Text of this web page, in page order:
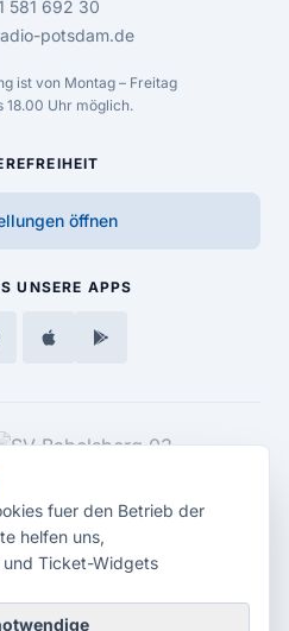
581 692 30
potsdam.de
ist von Montag – Freitag
18.00 Uhr möglich.
öffnen
UNSERE APPS
fuer den Betrieb der
helfen uns,
und Ticket-Widgets